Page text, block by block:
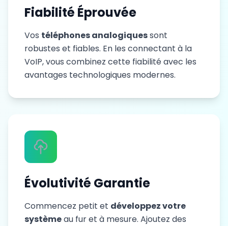
Fiabilité Éprouvée
Vos téléphones analogiquessont
robustes et fiables. En les connectant à la
VoIP, vous combinez cette fiabilité avec les
avantages technologiques modernes.
Évolutivité Garantie
Commencez petit et développez votre
systèmeau fur et à mesure. Ajoutez des